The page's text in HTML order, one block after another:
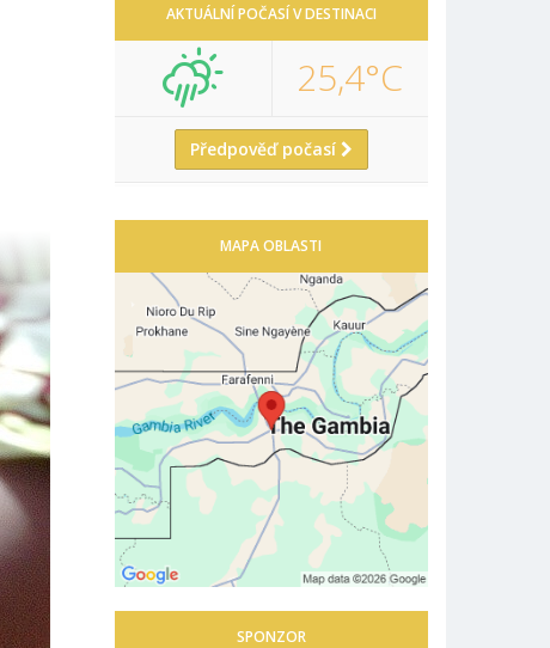
AKTUÁLNÍ POČASÍ V DESTINACI
25,4°C
Předpověď počasí
MAPA OBLASTI
SPONZOR